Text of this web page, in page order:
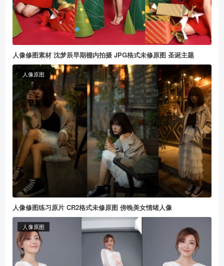
人像修图素材 沈梦辰早期棚内拍摄 JPG格式未修原图 圣诞主题
人像原图
人像修图练习原片 CR2格式未修原图 傍晚美女情绪人像
人像原图